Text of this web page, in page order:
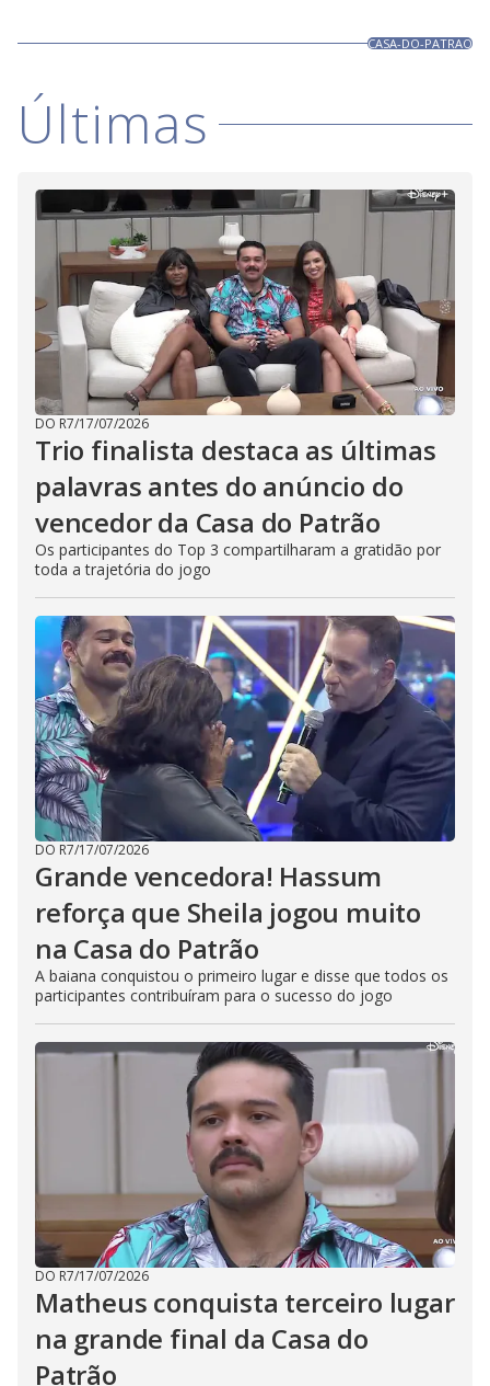
CASA-DO-PATRAO
Últimas
DO R7/17/07/2026
Trio finalista destaca as últimas
palavras antes do anúncio do
vencedor da Casa do Patrão
Os participantes do Top 3 compartilharam a gratidão por
toda a trajetória do jogo
DO R7/17/07/2026
Grande vencedora! Hassum
reforça que Sheila jogou muito
na Casa do Patrão
A baiana conquistou o primeiro lugar e disse que todos os
participantes contribuíram para o sucesso do jogo
DO R7/17/07/2026
Matheus conquista terceiro lugar
na grande final da Casa do
Patrão